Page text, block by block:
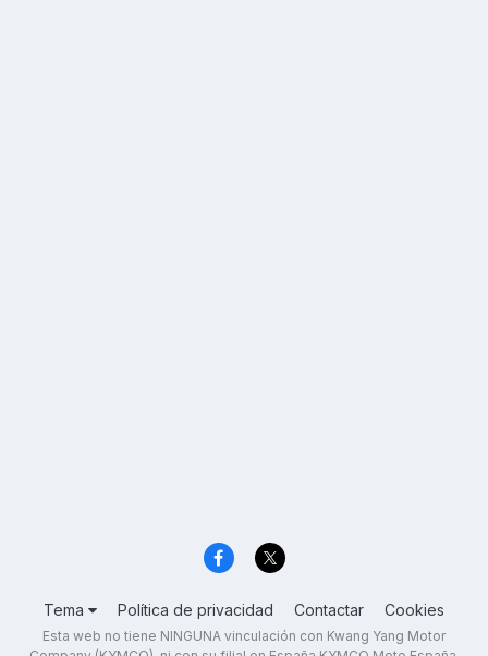
Tema Política de privacidad Contactar Cookies
Esta web no tiene NINGUNA vinculación con Kwang Yang Motor